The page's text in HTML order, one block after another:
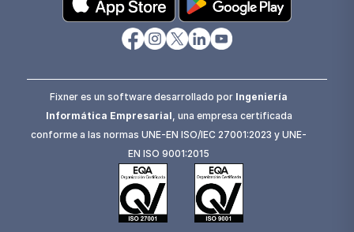
Fixner es un software desarrollado por Ingeniería
Informática Empresarial, una empresa certificada
conforme a las normas UNE-EN ISO/IEC 27001:2023 y UNE-
EN ISO 9001:2015